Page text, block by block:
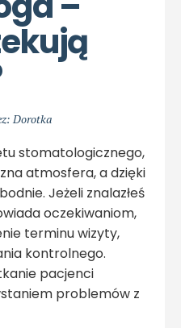
Dorotka
stomatologicznego,
atmosfera, a dzięki
Jeżeli znalazłeś
oczekiwaniom,
terminu wizyty,
kontrolnego.
pacjenci
problemów z